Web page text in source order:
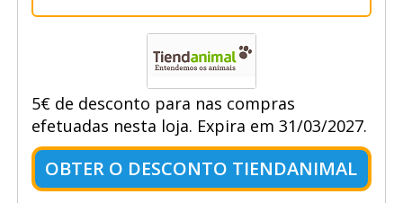
5€ de desconto para nas compras
efetuadas nesta loja. Expira em 31/03/2027.
OBTER O DESCONTO TIENDANIMAL